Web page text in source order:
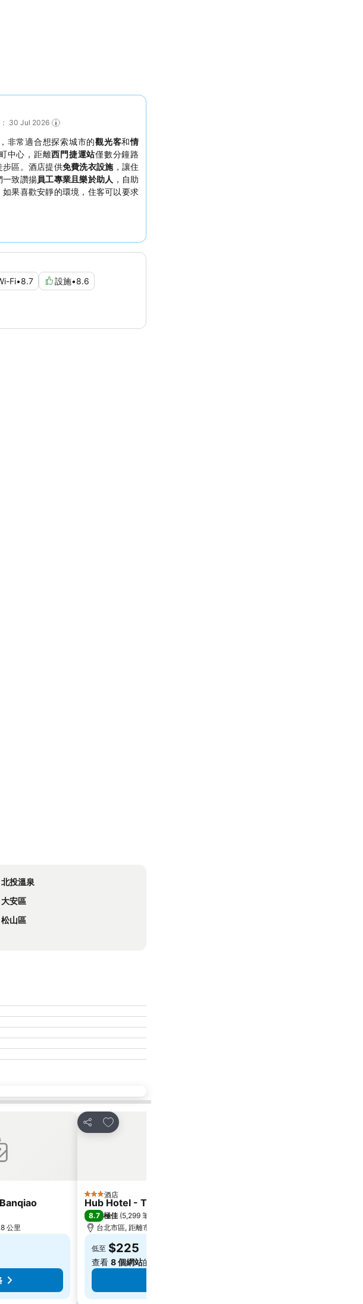
： 30 Jul 2026
非常適合想探索城市的觀光客和情
中心，距離西門捷運站僅數分鐘路
步區。酒店提供免費洗衣設施，讓住
一致讚揚員工專業且樂於助人 ，自助
果喜歡安靜的環境，住客可以要求
Fi•8.7 設施•8.6
北投溫泉
大安區
松山區
公里
分享
放到收藏夾
3 星級酒店
Hub Hotel - Taipei Songshan Airport
8.7 極佳 (5,299 筆評分
台北市區, 距離市中心 2.7 公里
低至 $225
查看 8 個網站的價格